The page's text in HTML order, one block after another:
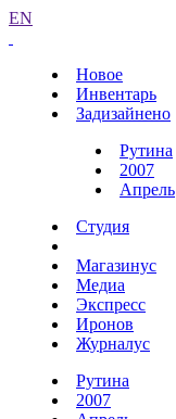
EN
Новое
Инвентарь
Задизайнено
Рутина
2007
Апрель
Студия
Магазинус
Медиа
Экспресс
Иронов
Журналус
Рутина
2007